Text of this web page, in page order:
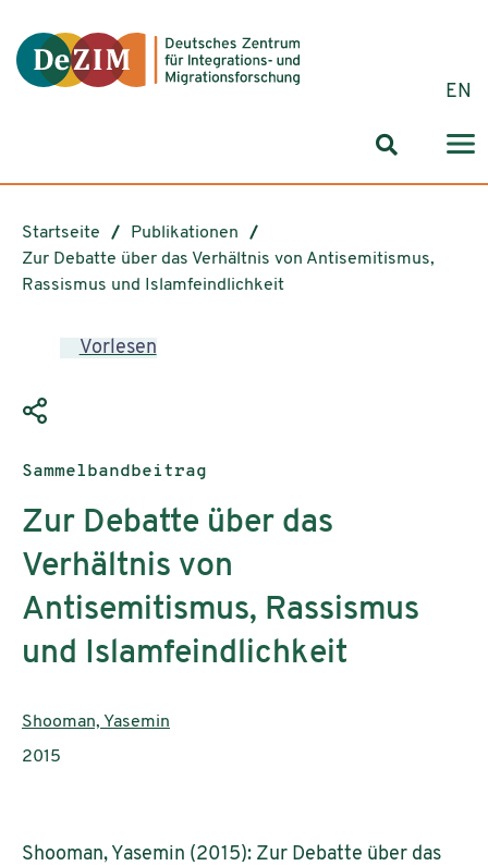
EN
Startseite
Publikationen
Zur Debatte über das Verhältnis von Antisemitismus,
Rassismus und Islamfeindlichkeit
Vorlesen
Publikationstyp:
Sammelbandbeitrag
Zur Debatte über das
Verhältnis von
Antisemitismus, Rassismus
und Islamfeindlichkeit
AutorInnen:
Shooman, Yasemin
Publikationsjahr:
2015
Shooman, Yasemin (2015): Zur Debatte über das